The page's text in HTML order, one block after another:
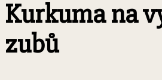
Kurkuma na
zubů